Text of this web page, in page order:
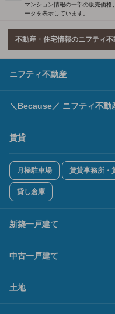
マンション情報の一部の販売価格
ータを表示しています。
不動産・住宅情報のニフティ不
ニフティ不動産
＼Because／ ニフティ不動
賃貸
月極駐車場 賃貸事務所・
貸し倉庫
新築一戸建て
中古一戸建て
土地